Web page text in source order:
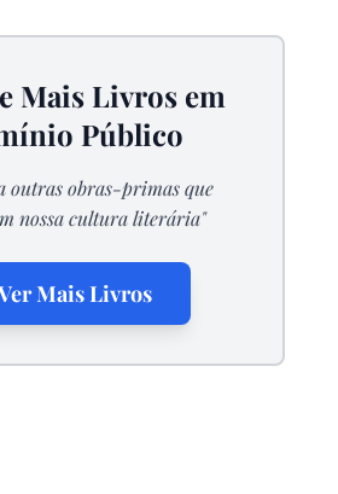
Mais Livros em
Público
outras obras-primas que
nossa cultura literária"
Mais Livros